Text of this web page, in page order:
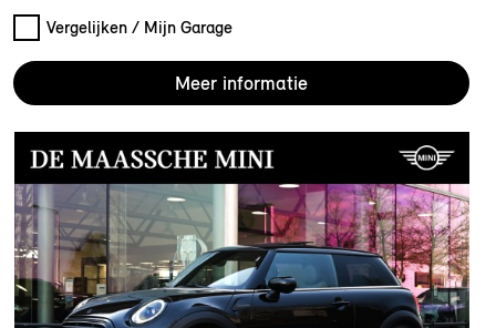
Vergelijken / Mijn Garage
Meer informatie